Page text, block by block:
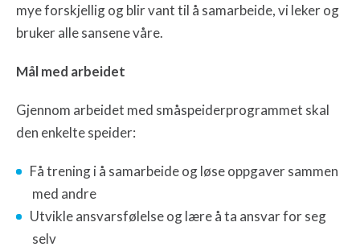
mye forskjellig og blir vant til å samarbeide, vi leker og
bruker alle sansene våre.
Mål med arbeidet
Gjennom arbeidet med småspeiderprogrammet skal
den enkelte speider:
Få trening i å samarbeide og løse oppgaver sammen
med andre
Utvikle ansvarsfølelse og lære å ta ansvar for seg
selv